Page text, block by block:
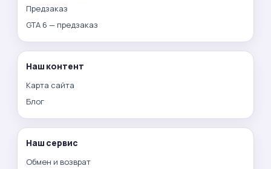
Предзаказ
GTA 6 — предзаказ
Наш контент
Карта сайта
Блог
Наш сервис
Обмен и возврат